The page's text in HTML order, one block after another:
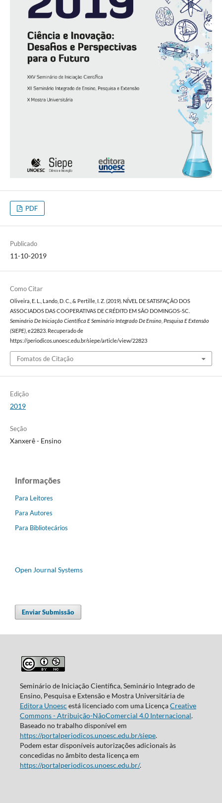
PDF
Publicado
11-10-2019
Como Citar
Oliveira, E. L., Lando, D. C., & Pertille, I. Z. (2019). NÍVEL DE SATISFAÇÃO DOS
ASSOCIADOS DAS COOPERATIVAS DE CRÉDITO EM SÃO DOMINGOS-SC.
Seminário De Iniciação Científica E Seminário Integrado De Ensino, Pesquisa E Extensão
(SIEPE), e22823. Recuperado de
https://periodicos.unoesc.edu.br/siepe/article/view/22823
Fomatos de Citação
Edição
2019
Seção
Xanxerê - Ensino
Informações
Para Leitores
Para Autores
Para Bibliotecários
Open Journal Systems
Enviar Submissão
Seminário de Iniciação Científica, Seminário Integrado de
Ensino, Pesquisa e Extensão e Mostra Universitária de
Editora Unoesc está licenciado com uma LicençaCreative
Commons - Atribuição-NãoComercial 4.0 Internacional.
Baseado no trabalho disponível em
https://portalperiodicos.unoesc.edu.br/siepe.
Podem estar disponíveis autorizações adicionais às
concedidas no âmbito desta licença em
https://portalperiodicos.unoesc.edu.br/.